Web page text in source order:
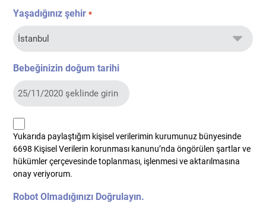
Yaşadığınız şehir *
Bebeğinizin doğum tarihi
kvkk
*
Yukarıda paylaştığım kişisel verilerimin kurumunuz bünyesinde
6698 Kişisel Verilerin korunması kanunu’nda öngörülen şartlar ve
hükümler çerçevesinde toplanması, işlenmesi ve aktarılmasına
onay veriyorum.
Robot Olmadığınızı Doğrulayın.